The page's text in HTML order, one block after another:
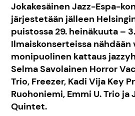
Jokakesäinen Jazz-Espa-
järjestetään jälleen
puistossa 29. heinäkuuta –
Ilmaiskonserteissa nähdään
monipuolinen kattaus
Selma Savolainen Horror
Trio, Freezer, Kadi Vija Key
Ruohoniemi, Emmi U. Trio
Quintet.